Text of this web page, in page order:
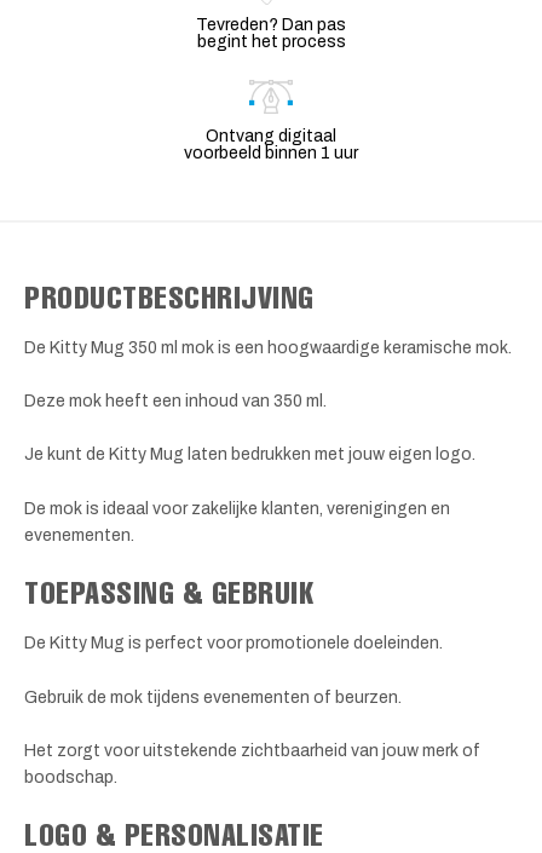
Tevreden? Dan pas
begint het process
Ontvang digitaal
voorbeeld binnen 1 uur
PRODUCTBESCHRIJVING
De Kitty Mug 350 ml mok is een hoogwaardige keramische mok.
Deze mok heeft een inhoud van 350 ml.
Je kunt de Kitty Mug laten bedrukken met jouw eigen logo.
De mok is ideaal voor zakelijke klanten, verenigingen en
evenementen.
TOEPASSING & GEBRUIK
De Kitty Mug is perfect voor promotionele doeleinden.
Gebruik de mok tijdens evenementen of beurzen.
Het zorgt voor uitstekende zichtbaarheid van jouw merk of
boodschap.
LOGO & PERSONALISATIE